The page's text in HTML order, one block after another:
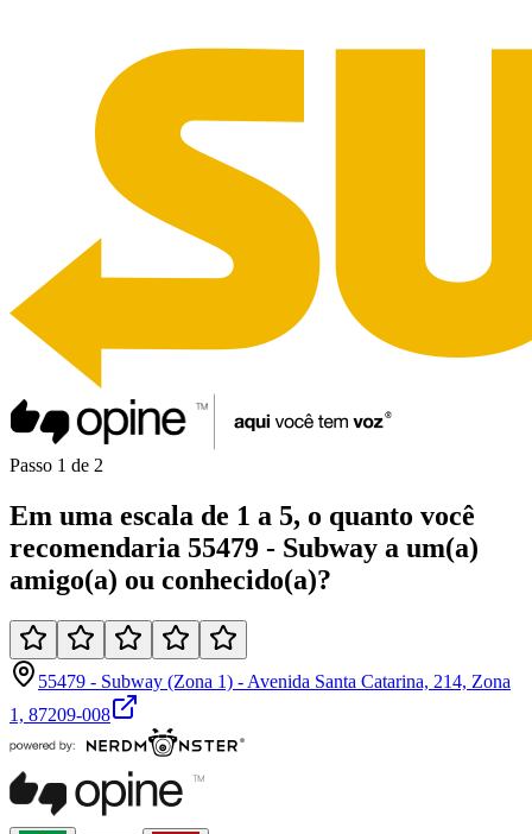
Passo 1 de 2
Em uma escala de 1 a 5, o quanto você
recomendaria 55479 - Subway a um(a)
amigo(a) ou conhecido(a)?
55479 - Subway (Zona 1) - Avenida Santa Catarina, 214, Zona
1, 87209-008